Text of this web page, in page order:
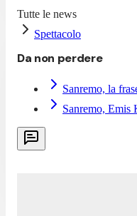
Tutte le news
Spettacolo
Da non perdere
Sanremo, la
Sanremo, Emis